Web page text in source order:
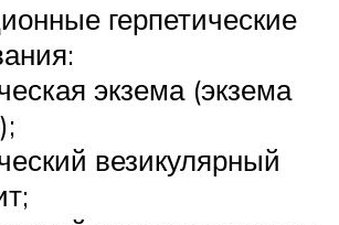
герпетические
экзема (экзема
везикулярный